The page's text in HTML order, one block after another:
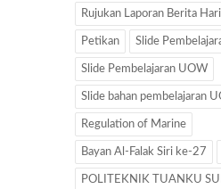
Rujukan Laporan Berita
Petikan Slide
Slide Pembelajaran UOW
Slide bahan pembelajaran
Regulation of Marine
Bayan Al-Falak Siri ke-27
POLITEKNIK TUANKU